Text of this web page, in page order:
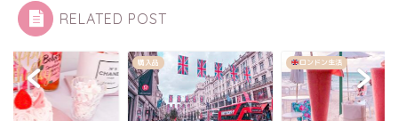
RELATED POST
購入品 ロンドン生活